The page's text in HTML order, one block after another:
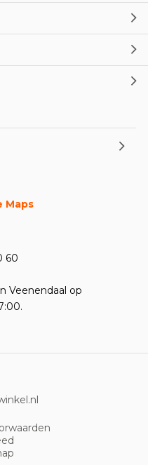
flessen en
Maps
60
Veenendaal op